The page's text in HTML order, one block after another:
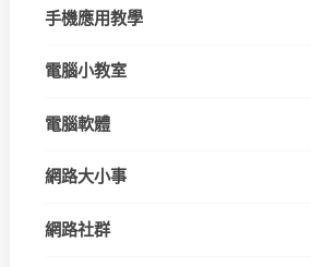
手機應用教學
電腦小教室
電腦軟體
網路大小事
網路社群